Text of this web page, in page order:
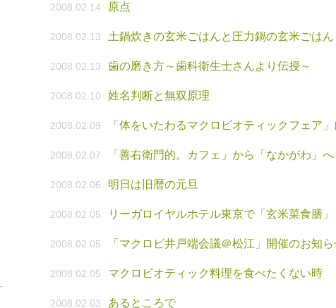
2008.02.14 原点
2008.02.13 土鍋炊きの玄米ごはんと圧力鍋の玄米ごはん
2008.02.13 歯の磨き方～歯科衛生士さんより伝授～
2008.02.10 姓名判断と無双原理
2008.02.09 「体をいたわるマクロビオティックフェア」
2008.02.07 「善右衛門的。カフェ」から「なかがわ」へ
2008.02.06 明日は旧暦の元旦
2008.02.05 リーガロイヤルホテル東京で「玄米菜食膳」
2008.02.05 「マクロビ井戸端会議＠松江」開催のお知ら
2008.02.05 マクロビオティック料理を食べたくない時
2008.02.03 あるところで